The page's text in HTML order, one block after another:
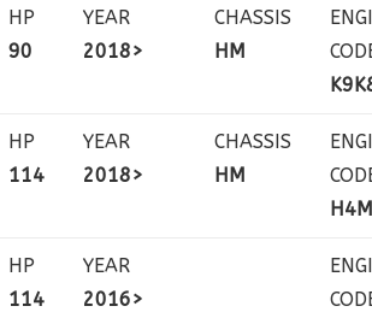
HP
90
YEAR
2018>
CHASSIS
HM
HP
114
YEAR
2018>
CHASSIS
HM
H4M
HP
114
YEAR
2016>